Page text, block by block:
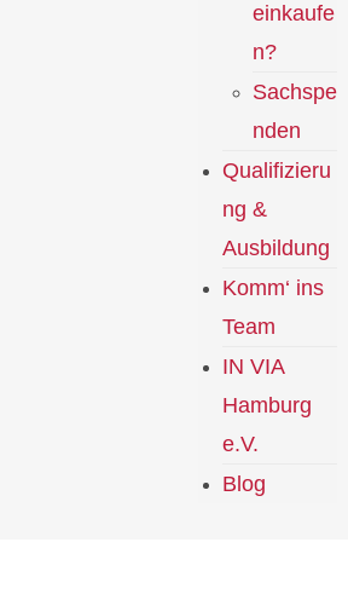
einkaufe
n?
Sachspe
nden
Qualifizieru
ng &
Ausbildung
Komm‘ ins
Team
IN VIA
Hamburg
e.V.
Blog